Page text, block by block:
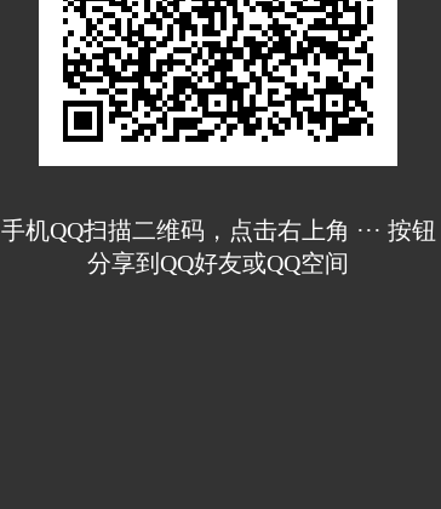
手机QQ扫描二维码，点击右上角 ··· 按钮
分享到QQ好友或QQ空间